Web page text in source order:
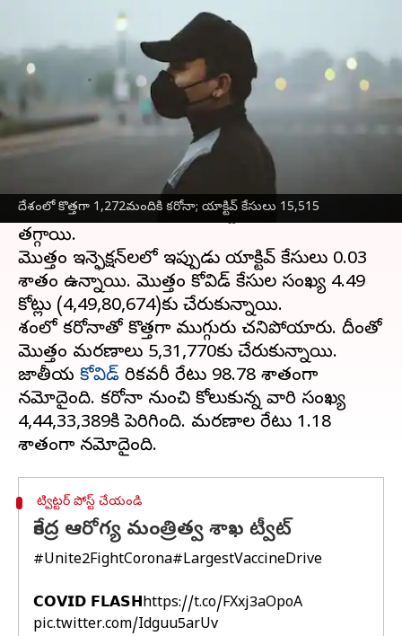
దేశంలో కొత్తగా 1,272మందికి కరోనా; యాక్టివ్ కేసులు 15,515
దేశంలో కొత్తగా 1,272మందికి కరోనా;
యాక్టివ్ కేసులు 15,515
వ్రాసిన వారు May 14, 2023 10:49 am
ఈ వార్తాకథనం ఏంటి
దేశంలో 24 గంటల్లో 1,272 కరోనా కొత్త కేసులు
నమోదైనట్లు కేంద్ర ఆరోగ్య మంత్రిత్వ శాఖ ఆదివారం
తెలిపింది. తాజా కేసులతో యాక్టివ్ కేసులు 15,515కి
తగ్గాయి.
మొత్తం ఇన్ఫెక్షన్‌లలో ఇప్పుడు యాక్టివ్ కేసులు 0.03
శాతం ఉన్నాయి. మొత్తం కోవిడ్ కేసుల సంఖ్య 4.49
కోట్లు (4,49,80,674)కు చేరుకున్నాయి.
దేశంలో కరోనాతో కొత్తగా ముగ్గురు చనిపోయారు. దీంతో
మొత్తం మరణాలు 5,31,770కు చేరుకున్నాయి.
జాతీయ కోవిడ్ రికవరీ రేటు 98.78 శాతంగా
నమోదైంది. కరోనా నుంచి కోలుకున్న వారి సంఖ్య
4,44,33,389కి పెరిగింది. మరణాల రేటు 1.18
ట్విట్టర్ పోస్ట్ చేయండి
కేంద్ర ఆరోగ్య మంత్రిత్వ శాఖ ట్వీట్
#Unite2FightCorona#LargestVaccineDrive
𝗖𝗢𝗩𝗜𝗗 𝗙𝗟𝗔𝗦𝗛https://t.co/FXxj3aOpoA
pic.twitter.com/Idguu5arUv